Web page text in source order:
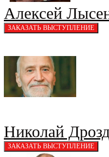
Алексей
Николай